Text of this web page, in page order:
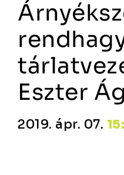
Eszter
2019. ápr. 07.